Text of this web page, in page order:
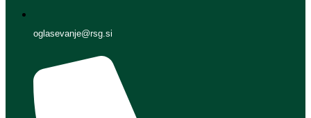
oglasevanje@rsg.si